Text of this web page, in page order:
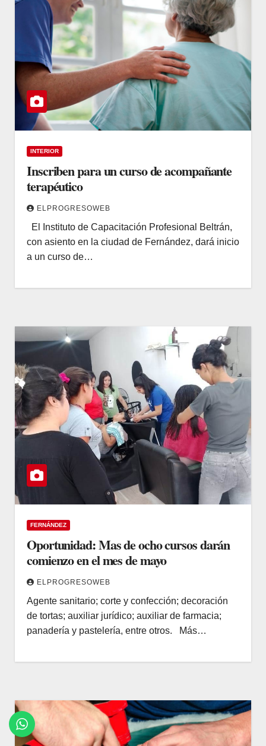
INTERIOR
Inscriben para un curso de acompañante
terapéutico
ELPROGRESOWEB
El Instituto de Capacitación Profesional Beltrán,
con asiento en la ciudad de Fernández, dará inicio
a un curso de…
FERNÁNDEZ
Oportunidad: Mas de ocho cursos darán
comienzo en el mes de mayo
ELPROGRESOWEB
Agente sanitario; corte y confección; decoración
de tortas; auxiliar jurídico; auxiliar de farmacia;
panadería y pastelería, entre otros. Más…